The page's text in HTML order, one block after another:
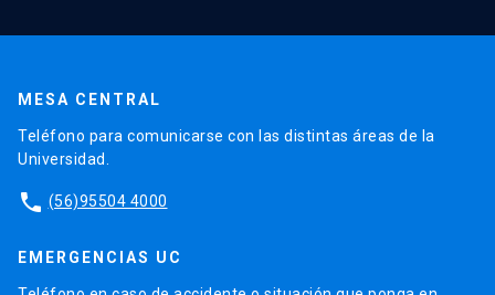
MESA CENTRAL
Teléfono para comunicarse con las distintas áreas de la
Universidad.
phone (56)95504 4000
EMERGENCIAS UC